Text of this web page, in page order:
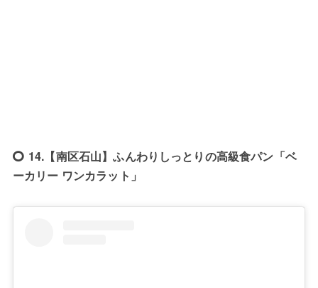
14.【南区石山】ふんわりしっとりの高級食パン「ベ
ーカリー ワンカラット」